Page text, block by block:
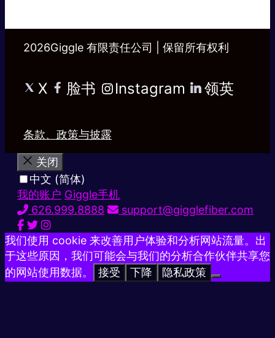
2026Giggle 有限责任公司 | 保留所有权利
X 脸书 Instagram 领英
条款、政策与披露
关闭
中文 (简体)
我的账户 Giggle手机
626.999.8888
support@gigglefiber.com
我们使用 cookie 来改善用户体验和分析网站流量。出
于这些原因，我们可能会与我们的分析合作伙伴共享您
的网站使用数据。
接受 下降 隐私政策